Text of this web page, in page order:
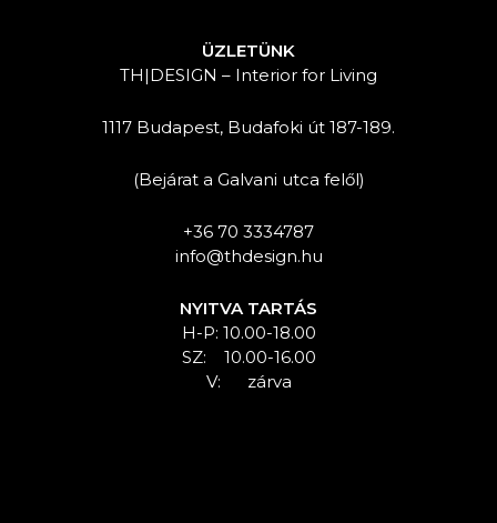
ÜZLETÜNK
TH|DESIGN – Interior for Living
1117 Budapest, Budafoki út 187-189.
(Bejárat a Galvani utca felől)
+36 70 3334787
info@thdesign.hu
NYITVA TARTÁS
H-P: 10.00-18.00
SZ: 10.00-16.00
V: zárva